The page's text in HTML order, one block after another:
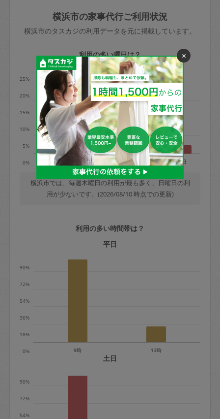
依頼者不在による当日キャンセル＝依頼
金額の100%＋交通費全額
※例：依頼日時／土曜日午前9時開始の場
合、水曜日午前9時以降はキャンセル料が
発生
水曜日9時〜金曜日9時まで＝依頼料金の
50%
金曜日9時～土曜日8時まで＝依頼金額の
100%
土曜日8時〜実施時間＝依頼金額の100%
＋交通費全額
依頼者不在による当日キャンセル＝依頼
金額の100%＋交通費全額
定期契約をキャンセルする場合、毎週定
期は月2回まで隔週定期は月1回までキャ
※キャンセル料金の設定について：
きた場合は損害保険の対象外となるので
ご注意ください。
玉、など
あわせてこちらも参照ください：初めて
利用します。注意しなくてはいけない点
はありますか？
横浜市の家事代行ご利用状況
横浜市のタスカジの利用データを元に掲載しています。
利用の多い曜日は？
0%
5%
10%
15%
20%
25%
水 木 金 土 日
横浜市では、毎週木曜日の利用が最も多く、日曜日の利
用が少ないです。(2026/08/10 時点での更新)
利用の多い時間帯は？
平日
0%
18%
36%
54%
72%
90%
9時 13時
土日
54%
72%
90%
×